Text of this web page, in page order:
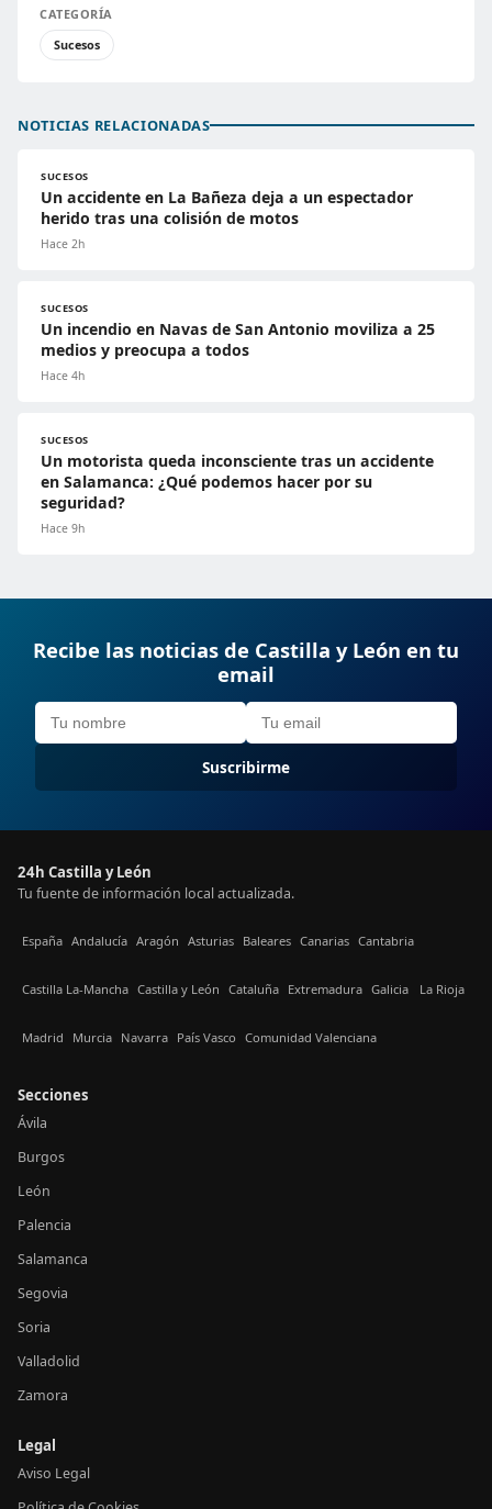
CATEGORÍA
Sucesos
NOTICIAS RELACIONADAS
SUCESOS
Un accidente en La Bañeza deja a un espectador
herido tras una colisión de motos
Hace 2h
SUCESOS
Un incendio en Navas de San Antonio moviliza a 25
medios y preocupa a todos
Hace 4h
SUCESOS
Un motorista queda inconsciente tras un accidente
en Salamanca: ¿Qué podemos hacer por su
seguridad?
Hace 9h
Recibe las noticias de Castilla y León en tu
email
Suscribirme
24h Castilla y León
Tu fuente de información local actualizada.
España Andalucía Aragón Asturias Baleares Canarias Cantabria
Castilla La-Mancha Castilla y León Cataluña Extremadura Galicia La Rioja
Madrid Murcia Navarra País Vasco Comunidad Valenciana
Secciones
Ávila
Burgos
León
Palencia
Salamanca
Segovia
Soria
Valladolid
Zamora
Legal
Aviso Legal